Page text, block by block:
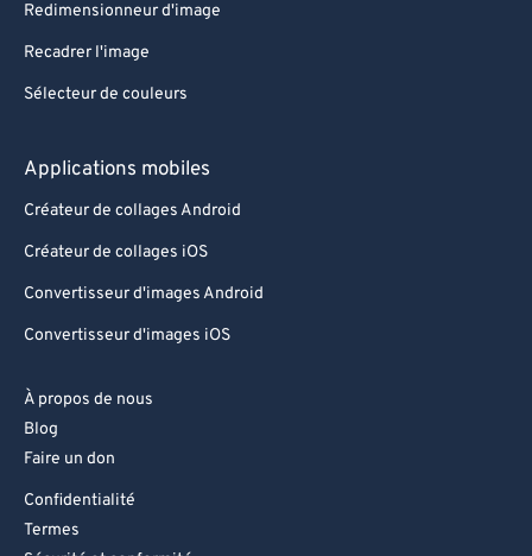
Redimensionneur d'image
Recadrer l'image
Sélecteur de couleurs
Applications mobiles
Créateur de collages Android
Créateur de collages iOS
Convertisseur d'images Android
Convertisseur d'images iOS
À propos de nous
Blog
Faire un don
Confidentialité
Termes